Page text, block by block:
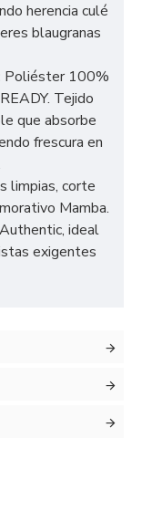
herencia culé
blaugranas
Poliéster 100%
Tejido
que absorbe
frescura en
limpias, corte
Mamba.
ideal
exigentes